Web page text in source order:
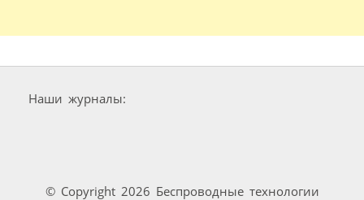
Наши журналы:
© Copyright 2026 Беспроводные технологии